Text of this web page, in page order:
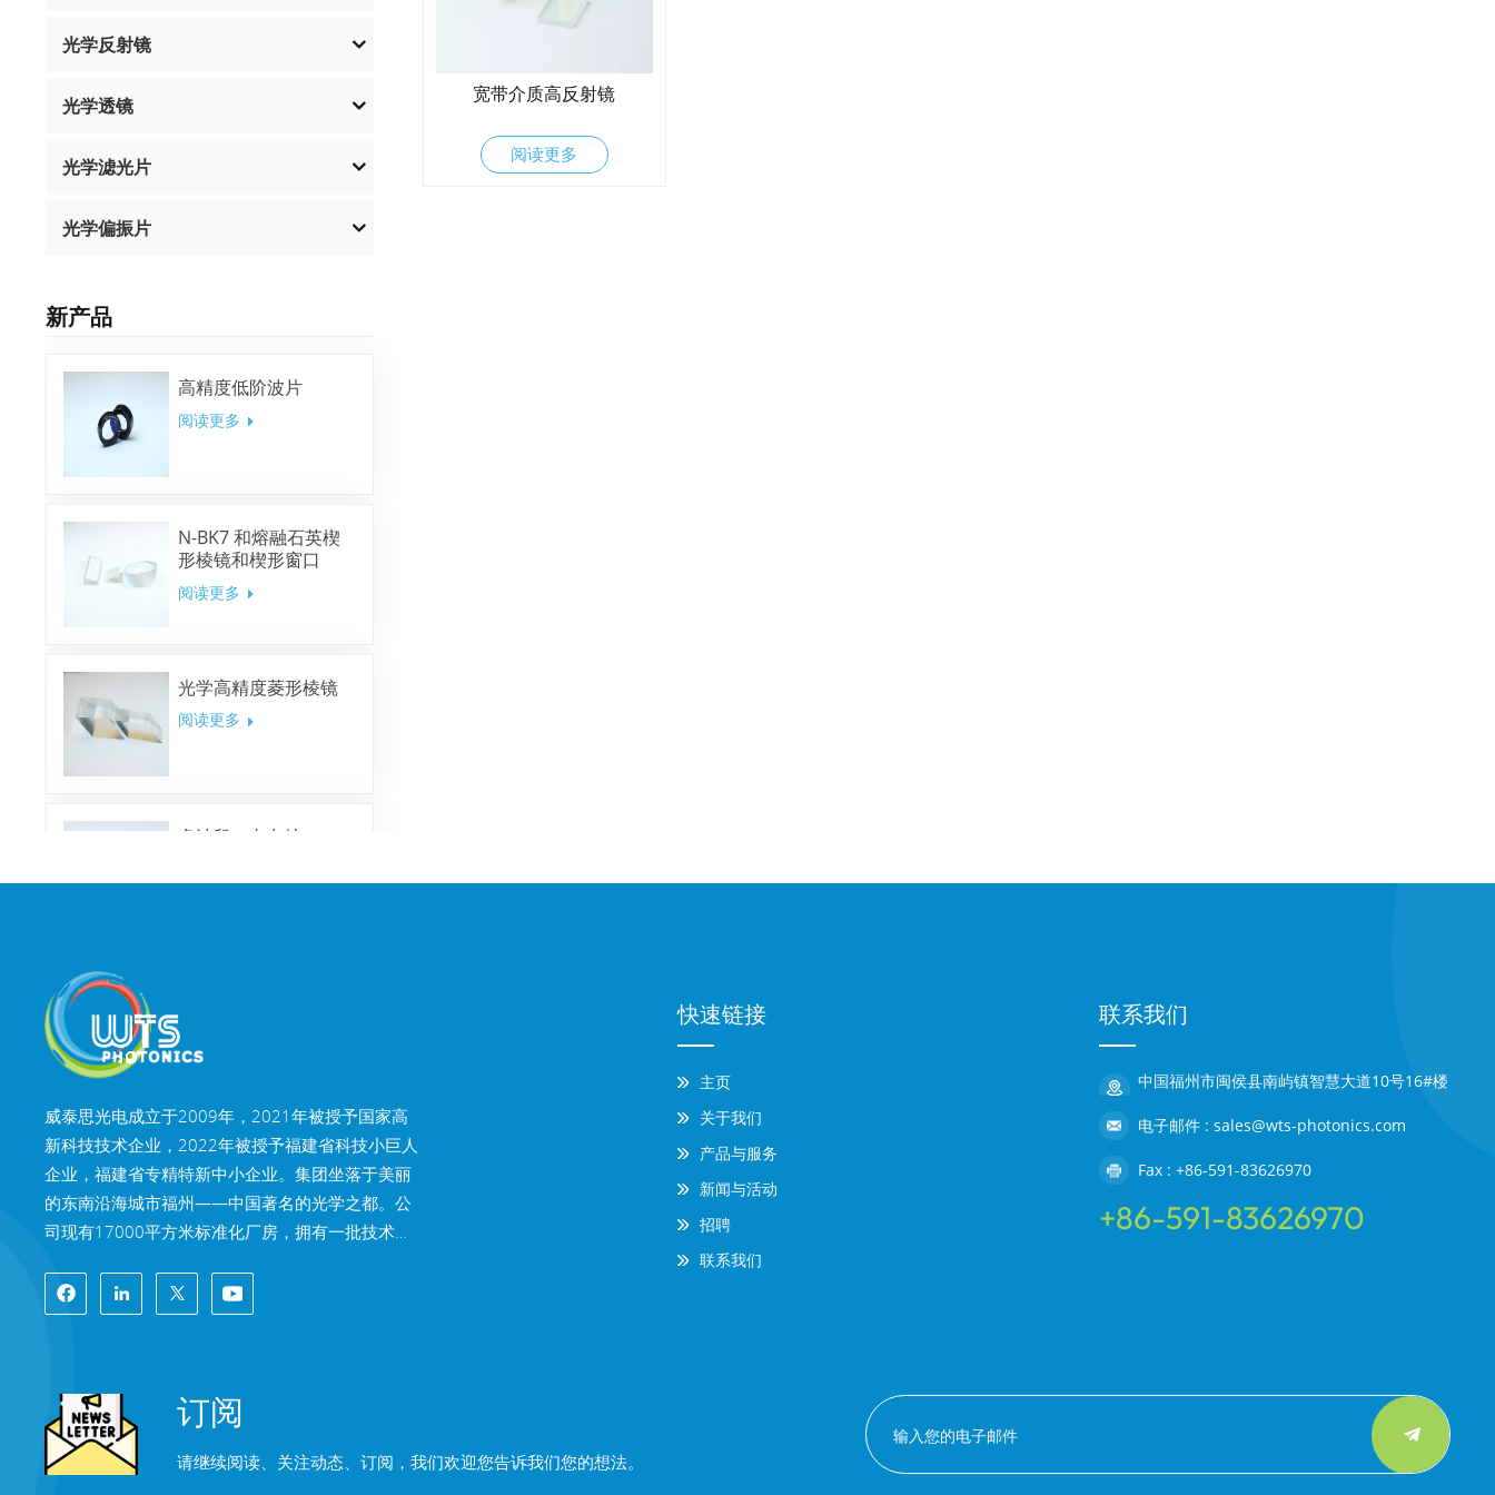
光学反射镜
光学透镜
光学滤光片
光学偏振片
新产品
高精度低阶波片
阅读更多
N-BK7 和熔融石英楔
形棱镜和楔形窗口
阅读更多
光学高精度菱形棱镜
阅读更多
多波段二向色镜
宽带介质高反射镜
阅读更多
威泰思光电成立于2009年，2021年被授予国家高
新科技技术企业，2022年被授予福建省科技小巨人
企业，福建省专精特新中小企业。集团坐落于美丽
的东南沿海城市福州——中国著名的光学之都。公
司现有17000平方米标准化厂房，拥有一批技术娴
系，装配体系，检测体系，可为客户提供高精密光
学元器件、高精度光学成像镜头和高功率激光元器
镜、棱镜、波片、分光镜、激光晶体，镜头和模组
等光学元器件及光学系统。产品广泛应用于机器视
觉、工业激光、生物医疗、精密仪器、航天航空、
快速链接
主页
关于我们
产品与服务
新闻与活动
招聘
联系我们
联系我们
中国福州市闽侯县南屿镇智慧大道10号16#楼
电子邮件 : sales@wts-photonics.com
Fax : +86-591-83626970
+86-591-83626970
订阅
请继续阅读、关注动态、订阅，我们欢迎您告诉我们您的想法。